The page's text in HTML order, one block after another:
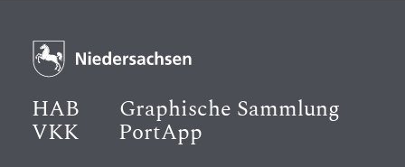
HAB Graphische Sammlung
VKK PortApp